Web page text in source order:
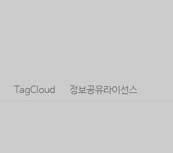
TagCloud 정보공유라이선스